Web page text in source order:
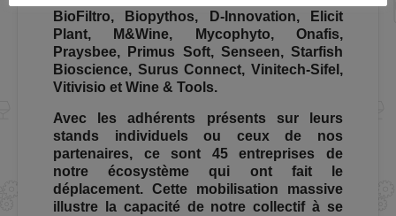
BioFiltro, Biopythos, D-Innovation, Elicit
Plant, M&Wine, Mycophyto, Onafis,
Praysbee, Primus Soft, Senseen, Starfish
Bioscience, Surus Connect, Vinitech-Sifel,
Vitivisio et Wine & Tools.
Avec les adhérents présents sur leurs
stands individuels ou ceux de nos
partenaires, ce sont 45 entreprises de
notre écosystème qui ont fait le
déplacement. Cette mobilisation massive
illustre la capacité de notre collectif à se